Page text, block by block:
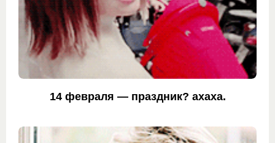
14 февраля — праздник? ахаха.